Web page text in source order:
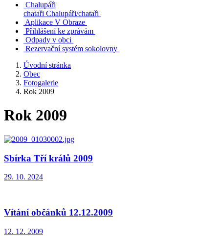
Chalupáři
chataři Chalupáři/chataři
Aplikace V Obraze
Přihlášení ke zprávám
Odpady v obci
Rezervační systém sokolovny
Úvodní stránka
Obec
Fotogalerie
Rok 2009
Rok 2009
Sbírka Tří králů 2009
29. 10. 2024
Vítání občánků 12.12.2009
12. 12. 2009